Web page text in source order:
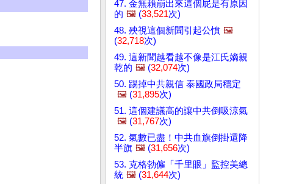
47. 金無賴崩出來這個屁是有原因
的 🖼️ (33,521次)
48. 殃視這個新聞引起公憤 🖼️
(32,718次)
49. 這新聞越看越不像是江氏嫡親
乾的 🖼️ (32,074次)
50. 踢掉中共親信 泰國政局穩定
🖼️ (31,895次)
51. 這個建議高的讓中共倒吸涼氣
🖼️ (31,767次)
52. 氣數已盡！中共血旗倒掛還降
半旗 🖼️ (31,656次)
53. 克格勃僱「千里眼」監控美總
統 🖼️ (31,644次)